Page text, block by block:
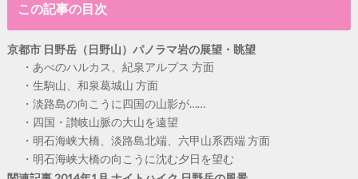
この記事の目次
京都市 日野岳（日野山）パノラマ岩の展望・眺望
あべのハルカス、紀泉アルプス 方面
生駒山、和泉葛城山 方面
淡路島の向こうに四国の山影が……
四国・讃岐山脈の大山を遠望
明石海峡大橋、淡路島北端、六甲山系西端 方面
明石海峡大橋の向こうに沈む夕日を望む